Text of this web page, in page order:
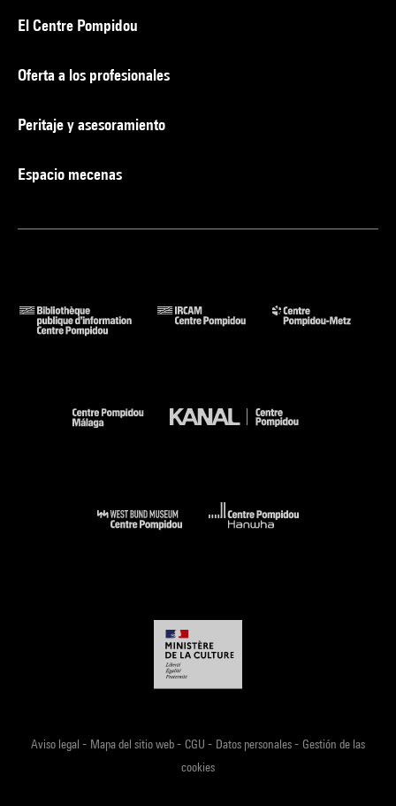
El Centre Pompidou
Oferta a los profesionales
Peritaje y asesoramiento
Espacio mecenas
Aviso legal - Mapa del sitio web- CGU - Datos personales- Gestión de las
cookies